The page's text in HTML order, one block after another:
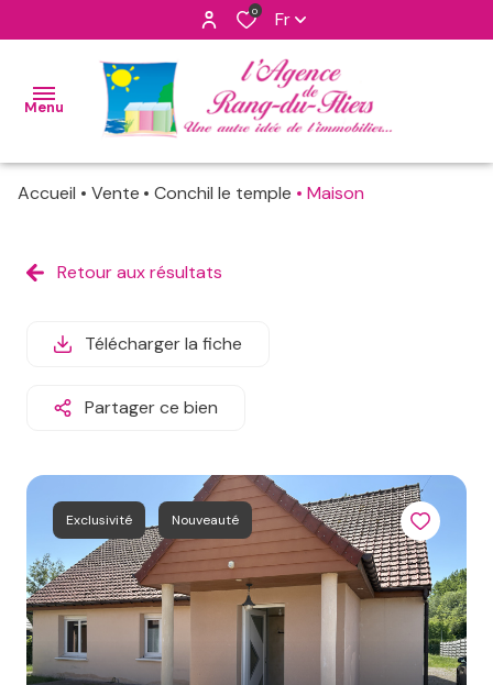
0 Fr
Menu
nos
maisons
apppartements
neufs
de
loisirs
immeubles
vendus
agence
aico
contact
Accueil Vente Conchil le temple Maison
Retour aux résultats
Télécharger la fiche
Partager ce bien
Exclusivité Nouveauté